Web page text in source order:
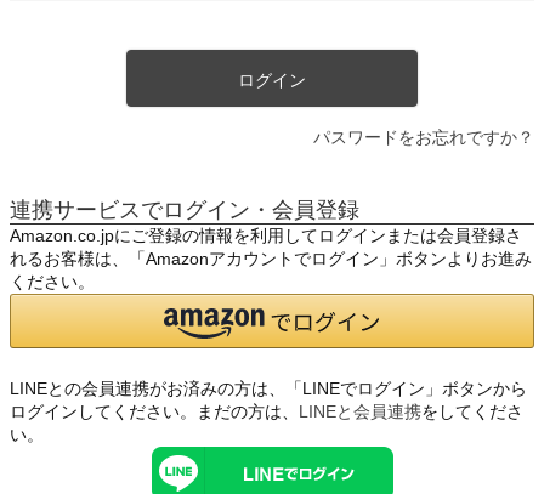
ログイン
パスワードをお忘れですか？
連携サービスでログイン・会員登録
Amazon.co.jpにご登録の情報を利用してログインまたは会員登録さ
れるお客様は、「Amazonアカウントでログイン」ボタンよりお進み
ください。
LINEとの会員連携がお済みの方は、「LINEでログイン」ボタンから
ログインしてください。まだの方は、 LINEと会員連携をしてくださ
い。